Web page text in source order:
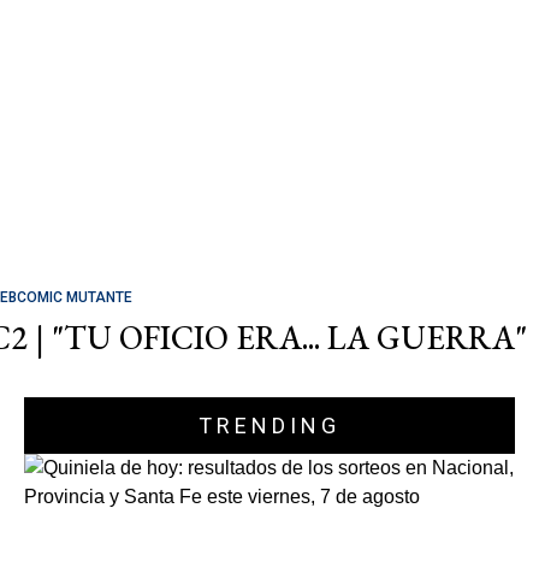
MUTANTE
| "TU OFICIO ERA... LA GUERRA"
TRENDING